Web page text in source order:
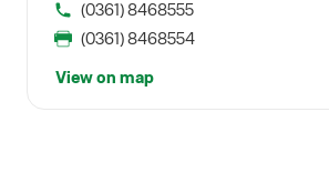
(0361) 8468555
(0361) 8468554
View on map